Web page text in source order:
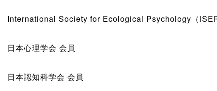
International Society for Ecological Psychology（
日本心理学会 会員
日本認知科学会 会員